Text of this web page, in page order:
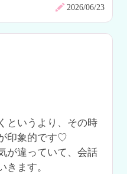
2026/06/23
というより、その時
印象的です♡
が違っていて、会話
きます。